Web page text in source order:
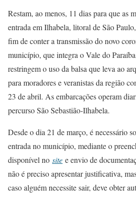
Restam, ao menos, 11 dias para que as
entrada em Ilhabela, litoral de São
fim de conter a transmissão do novo
município, que integra o Vale do
restringem o uso da balsa que leva ao
para moradores e veranistas da região
23 de abril. As embarcações operam
percurso São Sebastião-Ilhabela.
Desde o dia 21 de março, é necessário
entrada no município, mediante o
disponível no site e envio de
não é preciso apresentar justificativa,
caso alguém necessite sair, deve obter